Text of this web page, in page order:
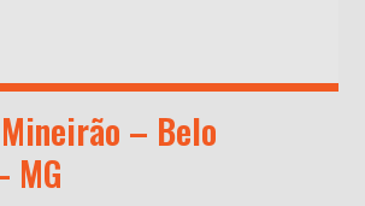
– Belo
MG